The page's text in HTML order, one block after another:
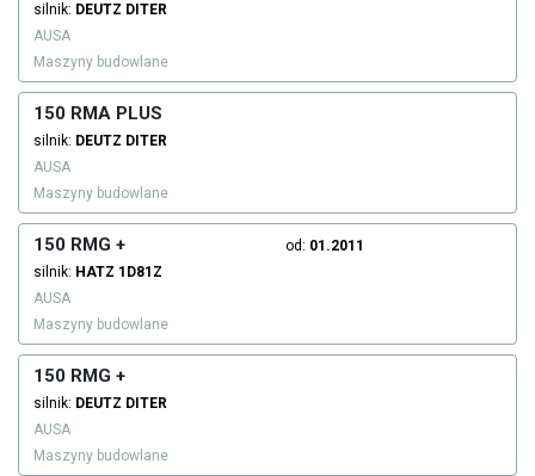
silnik: DEUTZ DITER
AUSA
Maszyny budowlane
150 RMA PLUS
silnik: DEUTZ DITER
AUSA
Maszyny budowlane
150 RMG + od: 01.2011
silnik: HATZ 1D81Z
AUSA
Maszyny budowlane
150 RMG +
silnik: DEUTZ DITER
AUSA
Maszyny budowlane